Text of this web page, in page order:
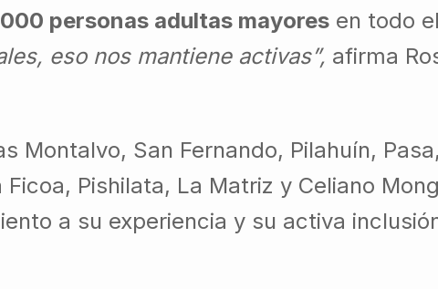
personas adultas mayores en todo
eso nos mantiene activas”, afirma
Montalvo, San Fernando, Pilahuín,
Pishilata, La Matriz y Celiano
a su experiencia y su activa